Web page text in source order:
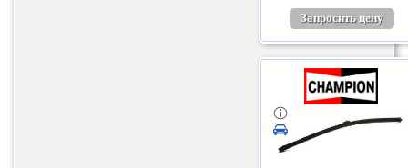
Запросить цену